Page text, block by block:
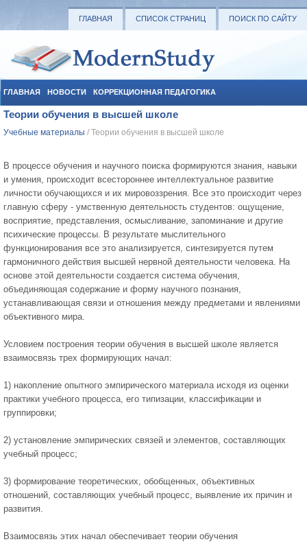
ГЛАВНАЯ СПИСОК СТРАНИЦ ПОИСК ПО САЙТУ
ГЛАВНАЯ НОВОСТИ КОРРЕКЦИОННАЯ ПЕДАГОГИКА
СОЦИАЛЬНАЯ ПЕДАГОГИКА УЧЕБНЫЕ МАТЕРИАЛЫ
Теории обучения в высшей школе
Учебные материалы / Теории обучения в высшей школе
В процессе обучения и научного поиска формируются знания, навыки
и умения, происходит всестороннее интеллектуальное развитие
личности обучающихся и их мировоззрения. Все это происходит через
главную сферу - умственную деятельность студентов: ощущение,
восприятие, представления, осмысливание, запоминание и другие
психические процессы. В результате мыслительного
функционирования все это анализируется, синтезируется путем
гармоничного действия высшей нервной деятельности человека. На
основе этой деятельности создается система обучения,
объединяющая содержание и форму научного познания,
устанавливающая связи и отношения между предметами и явлениями
объективного мира.
Условием построения теории обучения в высшей школе является
взаимосвязь трех формирующих начал:
1) накопление опытного эмпирического материала исходя из оценки
практики учебного процесса, его типизации, классификации и
группировки;
2) установление эмпирических связей и элементов, составляющих
учебный процесс;
3) формирование теоретических, обобщенных, объективных
отношений, составляющих учебный процесс, выявление их причин и
развития.
Взаимосвязь этих начал обеспечивает теории обучения